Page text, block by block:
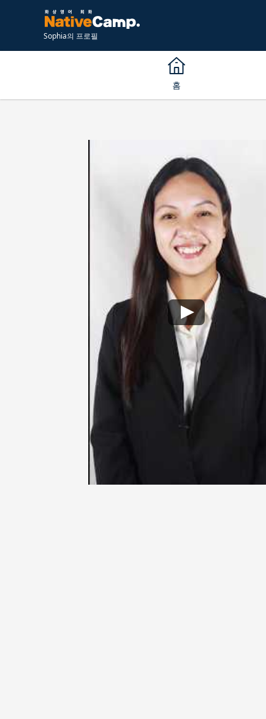
Sophia의 프로필
홈